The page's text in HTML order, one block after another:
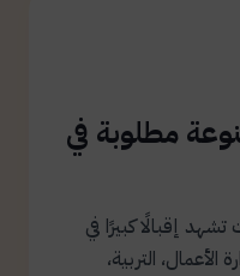
مطلوبة في
إقبالًا كبيرًا في
التربية،